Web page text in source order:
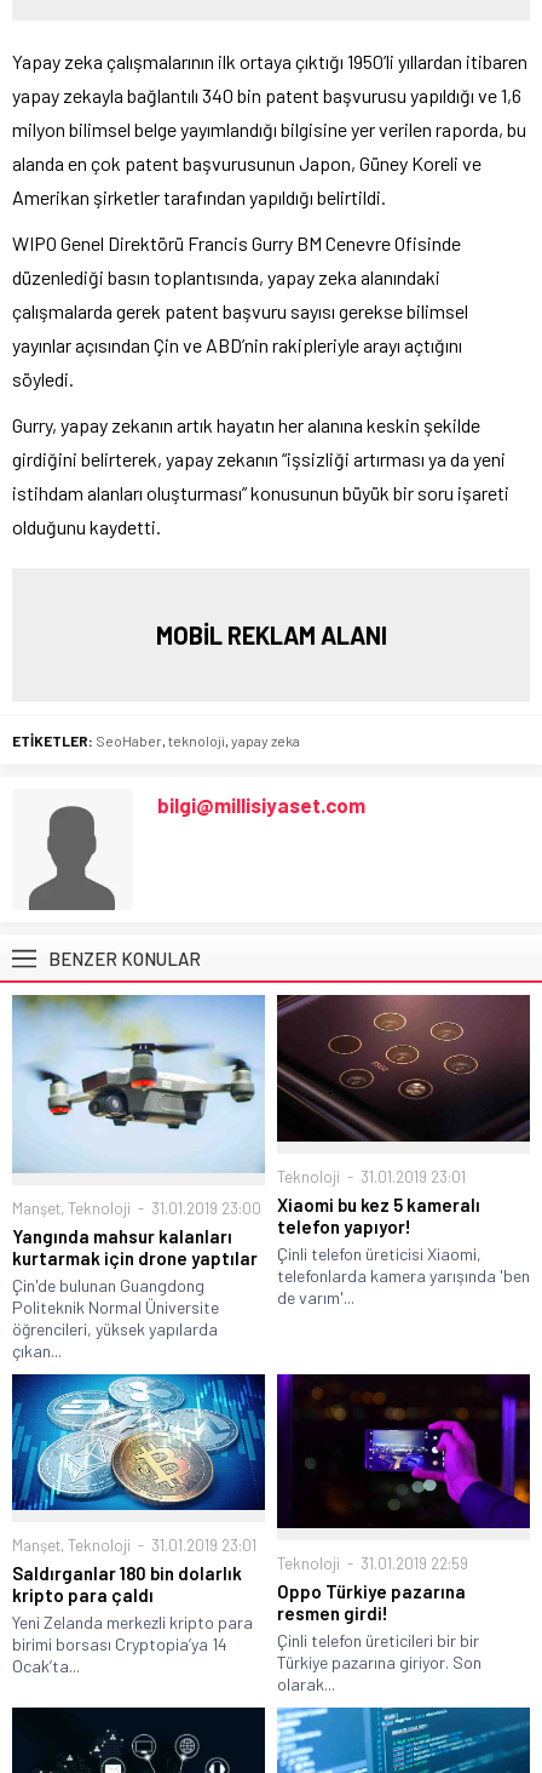
Yapay zeka çalışmalarının ilk ortaya çıktığı 1950’li yıllardan itibaren
yapay zekayla bağlantılı 340 bin patent başvurusu yapıldığı ve 1,6
milyon bilimsel belge yayımlandığı bilgisine yer verilen raporda, bu
alanda en çok patent başvurusunun Japon, Güney Koreli ve
Amerikan şirketler tarafından yapıldığı belirtildi.
WIPO Genel Direktörü Francis Gurry BM Cenevre Ofisinde
düzenlediği basın toplantısında, yapay zeka alanındaki
çalışmalarda gerek patent başvuru sayısı gerekse bilimsel
yayınlar açısından Çin ve ABD’nin rakipleriyle arayı açtığını
söyledi.
Gurry, yapay zekanın artık hayatın her alanına keskin şekilde
girdiğini belirterek, yapay zekanın “işsizliği artırması ya da yeni
istihdam alanları oluşturması” konusunun büyük bir soru işareti
olduğunu kaydetti.
MOBİL REKLAM ALANI
ETİKETLER: SeoHaber teknoloji yapay zeka
bilgi@millisiyaset.com
BENZER KONULAR
Manşet, Teknoloji 31.01.2019 23:00
Yangında mahsur kalanları
kurtarmak için drone yaptılar
Çin'de bulunan Guangdong
Politeknik Normal Üniversite
öğrencileri, yüksek yapılarda
çıkan...
Teknoloji 31.01.2019 23:01
Xiaomi bu kez 5 kameralı
telefon yapıyor!
Çinli telefon üreticisi Xiaomi,
telefonlarda kamera yarışında 'ben
de varım'...
Manşet, Teknoloji 31.01.2019 23:01
Saldırganlar 180 bin dolarlık
kripto para çaldı
Yeni Zelanda merkezli kripto para
birimi borsası Cryptopia’ya 14
Ocak’ta...
Teknoloji 31.01.2019 22:59
Oppo Türkiye pazarına
resmen girdi!
Çinli telefon üreticileri bir bir
Türkiye pazarına giriyor. Son
olarak...